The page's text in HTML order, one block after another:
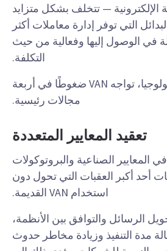
الإلكترونية — تتخلف بشكل متزايد
التي توفر إدارة معاملات أكثر
في الوصول إليها وفعالية من حيث
التكلفة.
مع تطور التكنولوجيا، تواجه VAN ضغوطًا في أربعة
مجالات رئيسية.
تعقيد المعايير المتعددة
في المعايير الصناعية والبروتوكولات
أحد أكبر العقبات التي تحول دون
استخدام VAN القديمة.
الرسائل والتوافق بين الأنظمة،
مدة التنفيذ وزيادة مخاطر حدوث